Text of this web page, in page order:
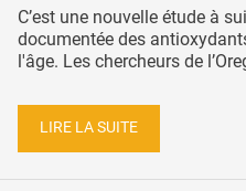
C’est une nouvelle étude à
documentée des
l'âge. Les chercheurs de
LIRE LA SUITE